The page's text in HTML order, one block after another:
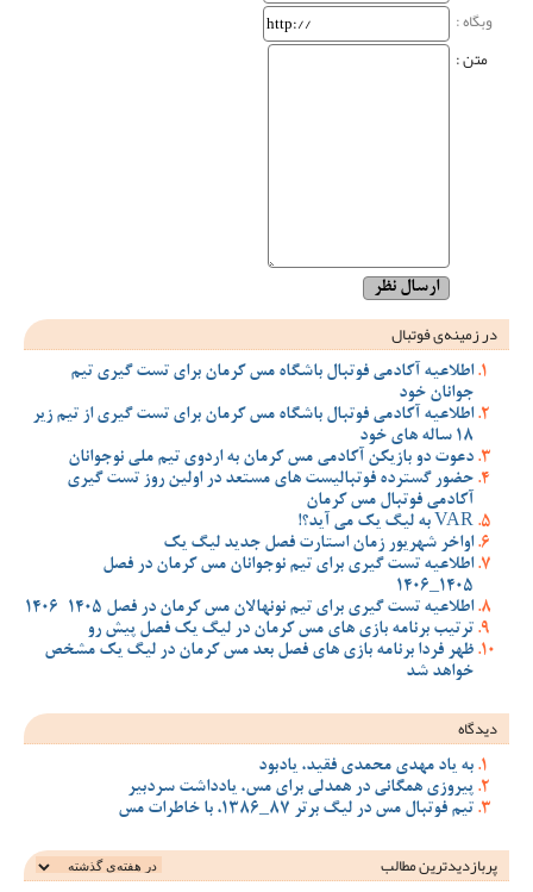
وبگاه‌ :
متن :
در زمینه‌ی فوتبال
اطلاعیه آکادمی فوتبال باشگاه مس کرمان برای تست گیری تیم
جوانان خود
اطلاعیه آکادمی فوتبال باشگاه مس کرمان برای تست گیری از تیم زیر
18 ساله های خود
دعوت دو بازیکن آکادمی مس کرمان به اردوی تیم ملی نوجوانان
حضور گسترده فوتبالیست های مستعد در اولین روز تست گیری
آکادمی فوتبال مس کرمان
VAR به لیگ یک می آید؟!
اواخر شهریور زمان استارت فصل جدید لیگ یک
اطلاعیه تست گیری برای تیم نوجوانان مس کرمان در فصل
1405_1406
اطلاعیه تست گیری برای تیم نونهالان مس کرمان در فصل 1405-1406
ترتیب برنامه بازی های مس کرمان در لیگ یک فصل پیش رو
ظهر فردا برنامه بازی های فصل بعد مس کرمان در لیگ یک مشخص
خواهد شد
دیدگاه
به یاد مهدی محمدی فقید، یادبود
پیروزی همگانی در همدلی برای مس، یادداشت سردبیر
تیم فوتبال مس در لیگ برتر 87_1386، با خاطرات مس
پربازدیدترین‌ مطالب